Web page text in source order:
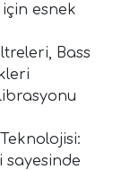
esnek
Bass